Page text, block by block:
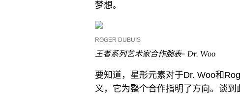
梦想。
ROGER DUBUIS
王者系列艺术家合作腕表- Dr. Woo
要知道，星形元素对于Dr. Woo和
义，它为整个合作指明了方向。谈到